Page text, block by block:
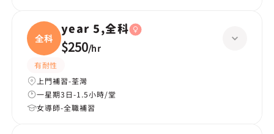
全科
year 5,全科
$250/hr
有耐性
上門補習-荃灣
一星期3日-1.5小時/堂
女導師-全職補習